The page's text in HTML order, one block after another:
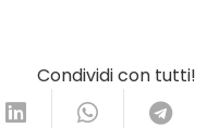
Condividi con tutti!